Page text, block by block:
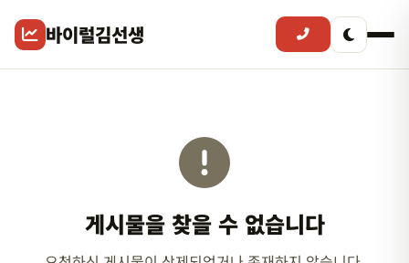
바이럴김선생
게시물을 찾을 수 없습니다